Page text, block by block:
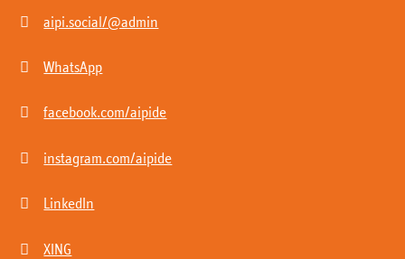
 aipi.social/@admin
 WhatsApp
 facebook.com/aipide
 instagram.com/aipide
 LinkedIn
 XING